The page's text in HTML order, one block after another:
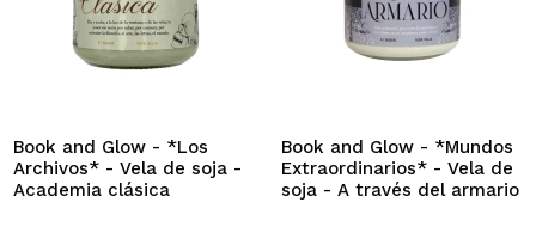
Book and Glow - *Los
Archivos* - Vela de soja -
Academia clásica
Book and Glow - *Mundos
Extraordinarios* - Vela de
soja - A través del armario